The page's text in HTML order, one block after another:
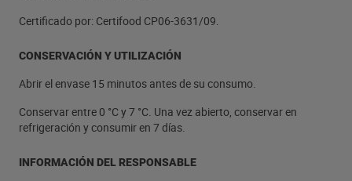
Certificado por: Certifood CP06-3631/09.
CONSERVACIÓN Y UTILIZACIÓN
Abrir el envase 15 minutos antes de su consumo.
Conservar entre 0 °C y 7 °C. Una vez abierto, conservar en
refrigeración y consumir en 7 días.
INFORMACIÓN DEL RESPONSABLE